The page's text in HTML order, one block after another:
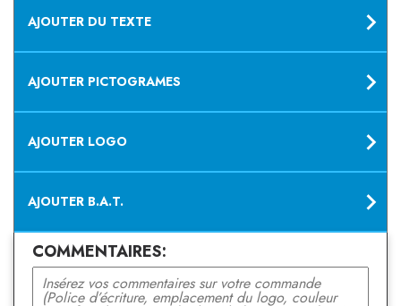
AJOUTER DU TEXTE
AJOUTER PICTOGRAMES
AJOUTER LOGO
AJOUTER B.A.T.
COMMENTAIRES: